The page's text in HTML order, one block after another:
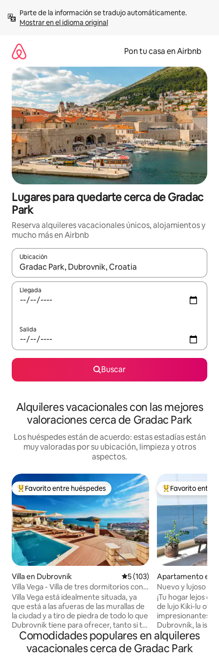
contenidoMostrar en el idioma original
Pon tu casa en Airbnb
Lugares para quedarte cerca de Gradac
Park
Reserva alquileres vacacionales únicos, alojamientos y
mucho más en Airbnb
Ubicación
Cuando los resultados estén disponibles, navega con las
Llegada
Salida
Buscar
Alquileres vacacionales con las mejores
valoraciones cerca de Gradac Park
Los huéspedes están de acuerdo: estas estadías están
muy valoradas por su ubicación, limpieza y otros
aspectos.
Favorito entre huéspedes preferido
Favorito entre huéspedes
Villa en Dubrovnik Calificación promedio: 5 de
5 (103)
Villa Vega - Villa de tres dormitorios con
piscina
Villa Vega está idealmente situada, ya
que está a las afueras de las murallas de
la ciudad y a tiro de piedra de todo lo que
Dubrovnik tiene para ofrecer, tanto si te
interesa el casco antiguo histórico y sus
muchos lugares de interés como si
quieres disfrutar del sol mediterráneo y
Favorito entre
Favorito entre
Apartamento en
Nuevo y lujoso 5*
impresionantes -
¡Tu hogar lejos
de lujo Kiki-lu
impresionantes
Dubrovnik, la isla
Adriático. 2
equipados,
Kiki-lu tiene todo
Comodidades populares en alquileres
vacacionales cerca de Gradac Park